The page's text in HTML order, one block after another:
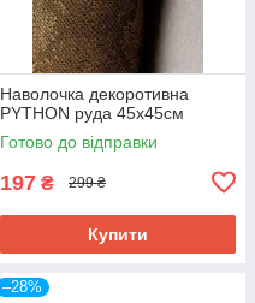
Наволочка декоротивна
PYTHON руда 45х45см
Готово до відправки
197 ₴ 299 ₴
Купити
–28%